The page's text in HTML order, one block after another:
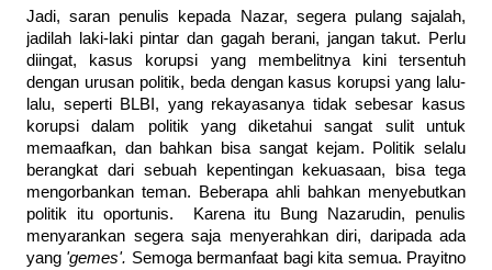
Jadi, saran penulis kepada Nazar, segera pulang sajalah,
jadilah laki-laki pintar dan gagah berani, jangan takut. Perlu
diingat, kasus korupsi yang membelitnya kini tersentuh
dengan urusan politik, beda dengan kasus korupsi yang lalu-
lalu, seperti BLBI, yang rekayasanya tidak sebesar kasus
korupsi dalam politik yang diketahui sangat sulit untuk
memaafkan, dan bahkan bisa sangat kejam. Politik selalu
berangkat dari sebuah kepentingan kekuasaan, bisa tega
mengorbankan teman. Beberapa ahli bahkan menyebutkan
politik itu oportunis. Karena itu Bung Nazarudin, penulis
menyarankan segera saja menyerahkan diri, daripada ada
yang 'gemes'. Semoga bermanfaat bagi kita semua. Prayitno